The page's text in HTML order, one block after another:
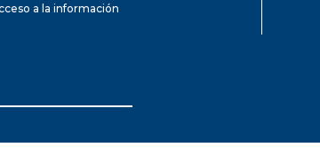
a la información